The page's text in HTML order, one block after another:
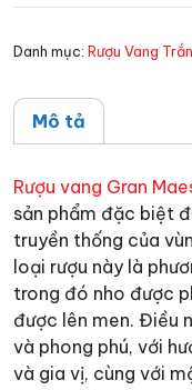
lượng
Danh mục: Rượu Vang
Mô tả
Rượu vang Gran
sản phẩm đặc biệt
truyền thống của
loại rượu này là
trong đó nho được
được lên men. Điều
và phong phú, với
và gia vị, cùng với